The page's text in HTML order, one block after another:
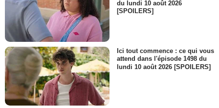
du lundi 10 août 2026
[SPOILERS]
Ici tout commence : ce qui vous
attend dans l'épisode 1498 du
lundi 10 août 2026 [SPOILERS]